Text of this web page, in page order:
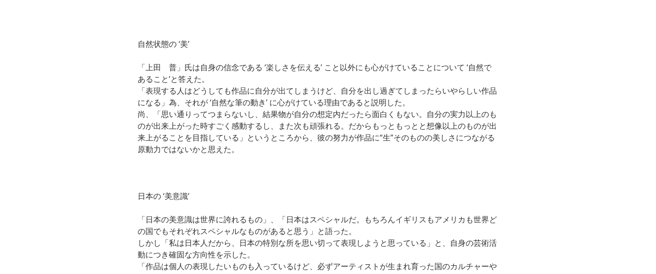
自然状態の ‘美’
「上田　普」氏は自身の信念である ‘楽しさを伝える’ こと以外にも心がけていることについて ‘自然で
あること’と答えた。
「表現する人はどうしても作品に自分が出てしまうけど、自分を出し過ぎてしまったらいやらしい作品
になる」為、それが ‘自然な筆の動き’ に心がけている理由であると説明した。
尚、「思い通りってつまらないし、結果物が自分の想定内だったら面白くもない。自分の実力以上のも
のが出来上がった時すごく感動するし、また次も頑張れる。だからもっともっとと想像以上のものが出
来上がることを目指している」というところから、彼の努力が作品に“生”そのものの美しさにつながる
原動力ではないかと思えた。
日本の ‘美意識’
「日本の美意識は世界に誇れるもの」、「日本はスペシャルだ。もちろんイギリスもアメリカも世界ど
の国でもそれぞれスペシャルなものがあると思う」と語った。
しかし「私は日本人だから、日本の特別な所を思い切って表現しようと思っている」と、自身の芸術活
動につき確固な方向性を示した。
「作品は個人の表現したいものも入っているけど、必ずアーティストが生まれ育った国のカルチャーや